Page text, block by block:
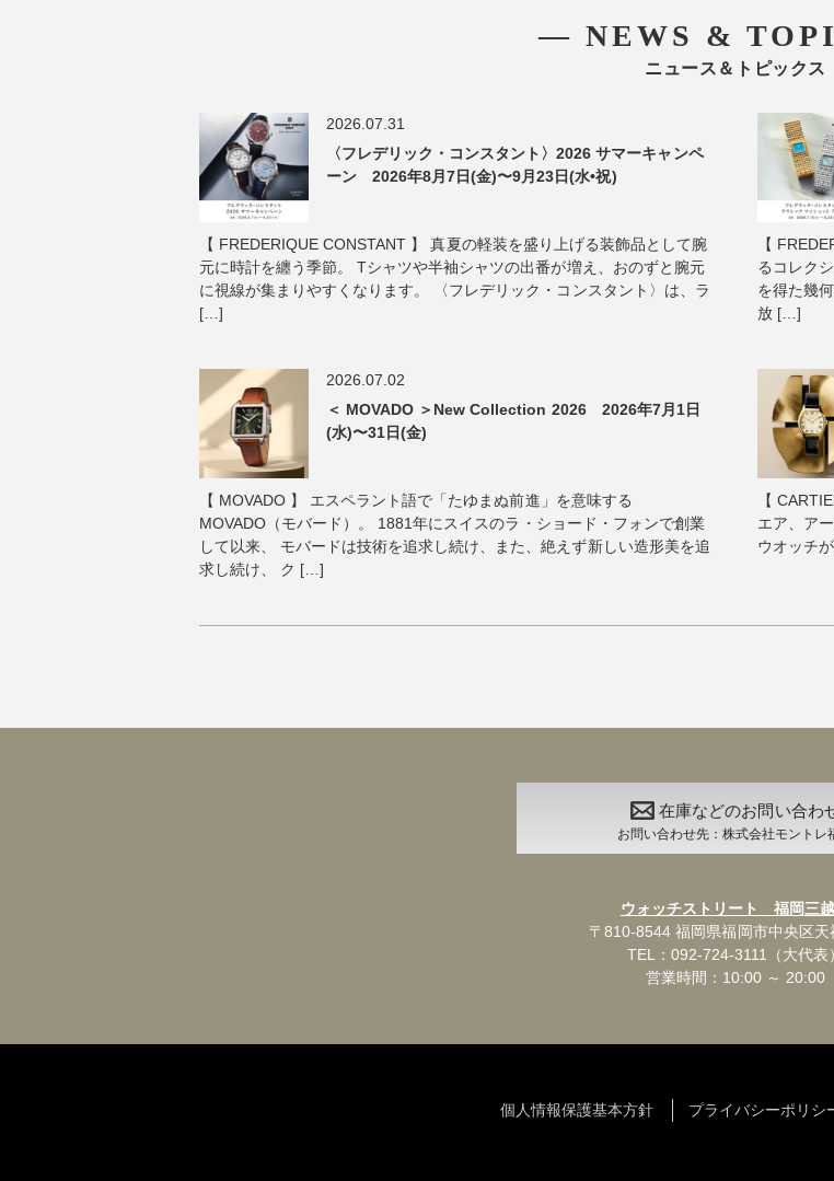
― NEWS &
ニュース＆トピックス
2026.07.31
〈フレデリック・コンスタント〉2026 サマーキャンペ
ーン 2026年8月7日(金)〜9月23日(水•祝)
【 FREDERIQUE CONSTANT 】 真夏の軽装を盛り上げる装飾品として腕
元に時計を纏う季節。 Tシャツや半袖シャツの出番が増え、おのずと腕元
に視線が集まりやすくなります。 〈フレデリック・コンスタント〉は、ラ
[…]
【
るコレク
を得た幾
放 […]
2026.07.02
＜ MOVADO ＞New Collection 2026 2026年7月1日
(水)〜31日(金)
【 MOVADO 】 エスペラント語で「たゆまぬ前進」を意味する
MOVADO（モバード）。 1881年にスイスのラ・ショード・フォンで創業
して以来、 モバードは技術を追求し続け、また、絶えず新しい造形美を追
求し続け、 ク […]
【
エア、ア
ウオッチ
在庫などのお問い合わ
お問い合わせ先：株式会社モントレ
ウォッチストリート 福岡三
〒810-8544 福岡県福岡市中央区天
TEL：092-724-3111（大代表
営業時間：10:00 ～ 20:00
個人情報保護基本方針 プライバシーポリシ